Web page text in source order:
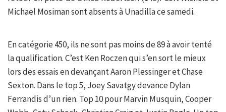
Michael Mosiman sont absents à Unadilla ce samedi.
En catégorie 450, ils ne sont pas moins de 89 à avoir tenté
la qualification. C’est Ken Roczen qui s’en sort le mieux
lors des essais en devançant Aaron Plessinger et Chase
Sexton. Dans le top 5, Joey Savatgy devance Dylan
Ferrandis d’un rien. Top 10 pour Marvin Musquin, Cooper